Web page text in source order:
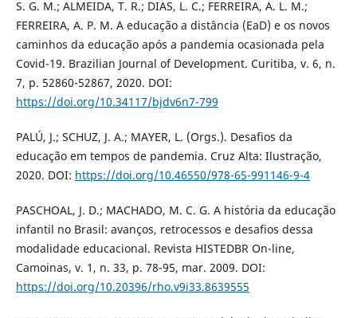
S. G. M.; ALMEIDA, T. R.; DIAS, L. C.; FERREIRA, A. L. M.;
FERREIRA, A. P. M. A educação a distância (EaD) e os novos
caminhos da educação após a pandemia ocasionada pela
Covid-19. Brazilian Journal of Development. Curitiba, v. 6, n.
7, p. 52860-52867, 2020. DOI:
https://doi.org/10.34117/bjdv6n7-799
PALÚ, J.; SCHUZ, J. A.; MAYER, L. (Orgs.). Desafios da
educação em tempos de pandemia. Cruz Alta: Ilustração,
2020. DOI: https://doi.org/10.46550/978-65-991146-9-4
PASCHOAL, J. D.; MACHADO, M. C. G. A história da educação
infantil no Brasil: avanços, retrocessos e desafios dessa
modalidade educacional. Revista HISTEDBR On-line,
Camoinas, v. 1, n. 33, p. 78-95, mar. 2009. DOI:
https://doi.org/10.20396/rho.v9i33.8639555